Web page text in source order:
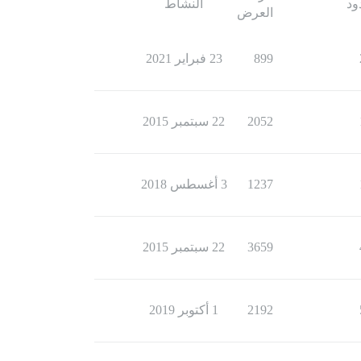
العرض
النشاط
899 23 فبراير 2021
2052 22 سبتمبر 2015
1237 3 أغسطس 2018
3659 22 سبتمبر 2015
2192 1 أكتوبر 2019